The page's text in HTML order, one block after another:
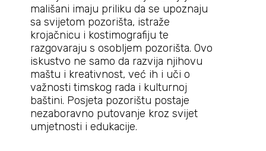
mališani imaju priliku da se upoznaju
sa svijetom pozorišta, istraže
krojačnicu i kostimografiju te
razgovaraju s osobljem pozorišta. Ovo
iskustvo ne samo da razvija njihovu
maštu i kreativnost, već ih i uči o
važnosti timskog rada i kulturnoj
baštini. Posjeta pozorištu postaje
nezaboravno putovanje kroz svijet
umjetnosti i edukacije.